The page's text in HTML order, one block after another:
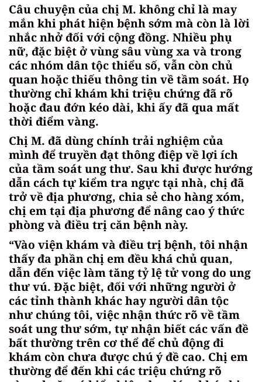
Câu chuyện của chị M. không chỉ là may
mắn khi phát hiện bệnh sớm mà còn là lời
nhắc nhở đối với cộng đồng. Nhiều phụ
nữ, đặc biệt ở vùng sâu vùng xa và trong
các nhóm dân tộc thiểu số, vẫn còn chủ
quan hoặc thiếu thông tin về tầm soát. Họ
thường chỉ khám khi triệu chứng đã rõ
hoặc đau đớn kéo dài, khi ấy đã qua mất
thời điểm vàng.
Chị M. đã dùng chính trải nghiệm của
mình để truyền đạt thông điệp về lợi ích
của tầm soát ung thư. Sau khi được hướng
dẫn cách tự kiểm tra ngực tại nhà, chị đã
trở về địa phương, chia sẻ cho hàng xóm,
chị em tại địa phương để nâng cao ý thức
phòng và điều trị căn bệnh này.
“Vào viện khám và điều trị bệnh, tôi nhận
thấy đa phần chị em đều khá chủ quan,
dẫn đến việc làm tăng tỷ lệ tử vong do ung
thư vú. Đặc biệt, đối với những người ở
các tỉnh thành khác hay người dân tộc
như chúng tôi, việc nhận thức rõ về tầm
soát ung thư sớm, tự nhận biết các vấn đề
bất thường trên cơ thể để chủ động đi
khám còn chưa được chú ý đề cao. Chị em
thường để đến khi các triệu chứng rõ